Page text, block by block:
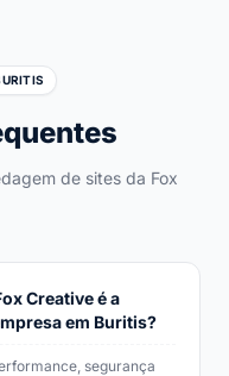
de sites da Fox
Creative é a
em Buritis?
segurança